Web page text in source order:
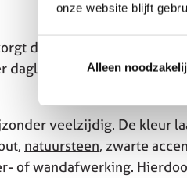
onze website blijft
Alleen
direct voor een frisse
daglicht kan wit bijdragen
veelzijdig. De kleur
natuursteen, zwarte
of wandafwerking.